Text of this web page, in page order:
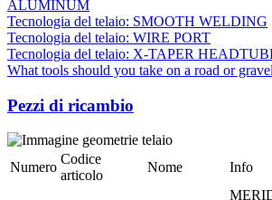
ALUMINUM
Tecnologia del telaio: SMOOTH WELDING
Tecnologia del telaio: WIRE PORT
Tecnologia del telaio: X-TAPER
What tools should you take on a road or
Pezzi di ricambio
Numero
Codice
articolo
Nome Info